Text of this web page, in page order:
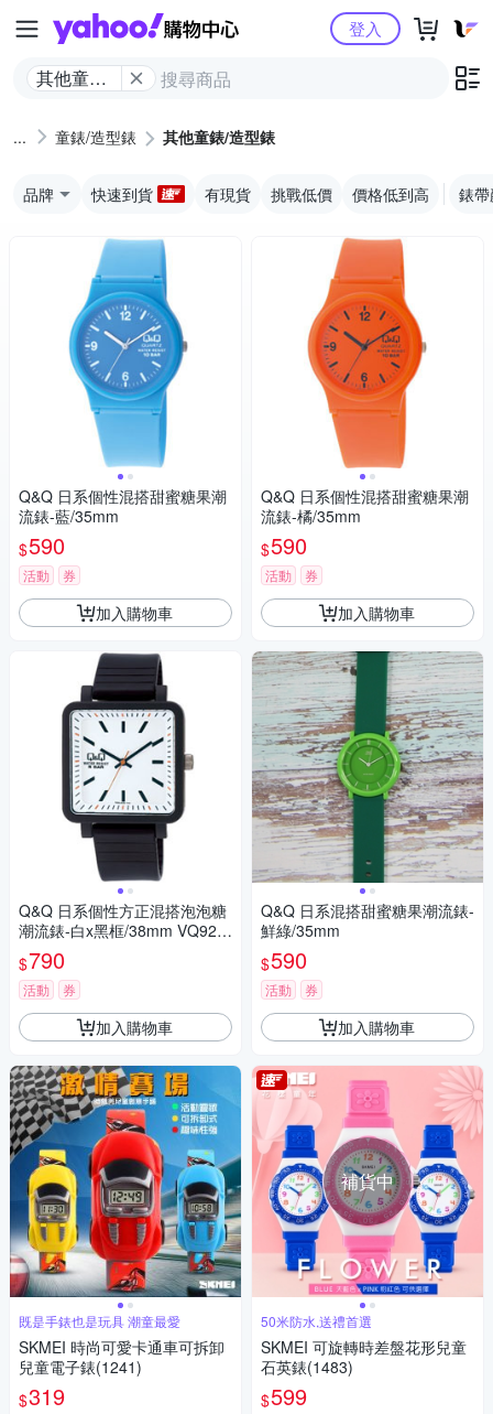
Yahoo購物中心
其他童錶/
登入
童錶/造型錶 其他童錶/造型錶
品牌 快速到貨 有現貨 挑戰低價 價格低到高 錶
Q&Q 日系個性混搭甜蜜糖果潮
流錶-藍/35mm
$590
活動 券
加入購物車
Q&Q 日系個性方正混搭泡泡糖
潮流錶-白x黑框/38mm VQ92J
008Y
$790
活動 券
加入購物車
既是手錶也是玩具 潮童最愛
SKMEI 時尚可愛卡通車可拆卸
兒童電子錶(1241)
$319
Q&Q 日系個性混搭甜蜜糖果潮
流錶-橘/35mm
$590
活動 券
加入購物車
Q&Q 日系混搭甜蜜糖果潮流錶-
鮮綠/35mm
$590
活動 券
加入購物車
補貨中
50米防水,送禮首選
SKMEI 可旋轉時差盤花形兒童
石英錶(1483)
$599